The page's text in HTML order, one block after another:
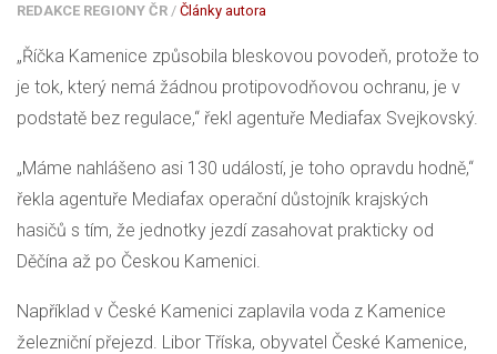
REDAKCE REGIONY ČR / Články autora
„Říčka Kamenice způsobila bleskovou povodeň, protože to
je tok, který nemá žádnou protipovodňovou ochranu, je v
podstatě bez regulace,“ řekl agentuře Mediafax Svejkovský.
„Máme nahlášeno asi 130 událostí, je toho opravdu hodně,“
řekla agentuře Mediafax operační důstojník krajských
hasičů s tím, že jednotky jezdí zasahovat prakticky od
Děčína až po Českou Kamenici.
Například v České Kamenici zaplavila voda z Kamenice
železniční přejezd. Libor Tříska, obyvatel České Kamenice,